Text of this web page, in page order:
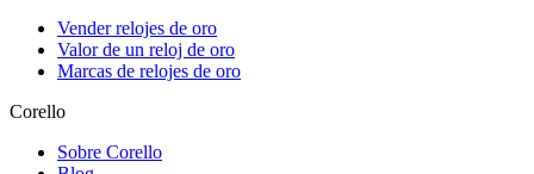
Vender relojes de oro
Valor de un reloj de oro
Marcas de relojes de oro
Corello
Sobre Corello